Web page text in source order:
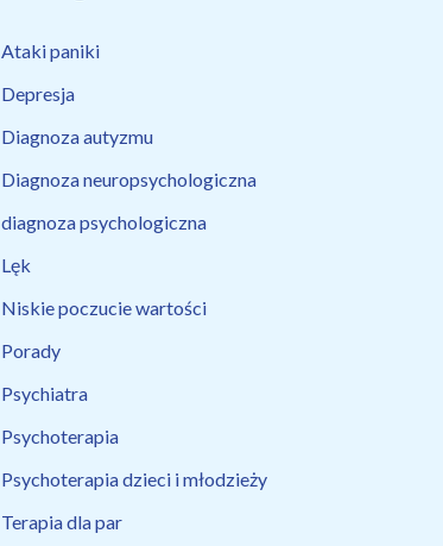
Ataki paniki
Depresja
Diagnoza autyzmu
Diagnoza neuropsychologiczna
diagnoza psychologiczna
Lęk
Niskie poczucie wartości
Porady
Psychiatra
Psychoterapia
Psychoterapia dzieci i młodzieży
Terapia dla par